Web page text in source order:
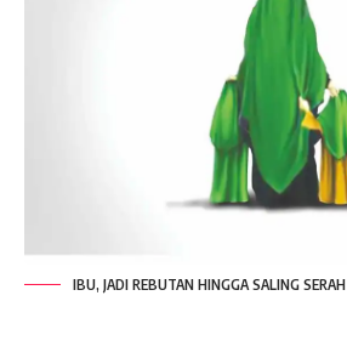
IBU, JADI REBUTAN HINGGA SALING SERAH